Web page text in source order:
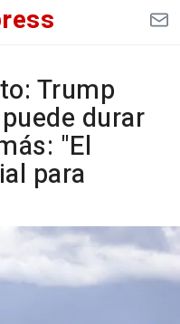
Trump
durar
"El
para